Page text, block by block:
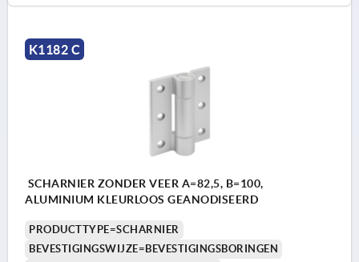
K1182 C
SCHARNIER ZONDER VEER A=82,5, B=100,
ALUMINIUM KLEURLOOS GEANODISEERD
PRODUCTTYPE=SCHARNIER
BEVESTIGINGSWIJZE=BEVESTIGINGSBORINGEN